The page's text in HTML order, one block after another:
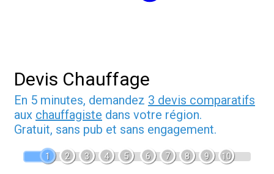
Devis Chauffage
En 5 minutes, demandez 3 devis comparatifs
aux chauffagiste dans votre région.
Gratuit, sans pub et sans engagement.
1 2 3 4 5 6 7 8 9 10